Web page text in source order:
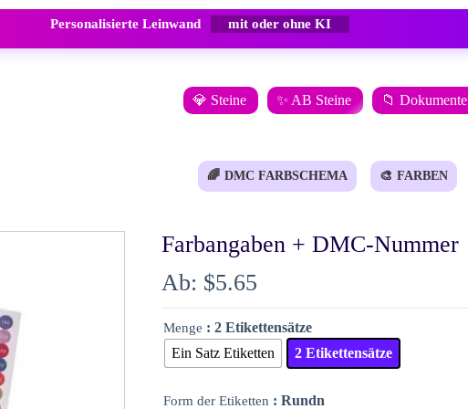
Personalisierte Leinwand mit oder ohne KI
💎 Steine ✨ AB Steine 📁 Dokumente
🌈 DMC FARBSCHEMA 🎨 FARBEN
Farbangaben + DMC-Nummer
Ab: $5.65
Menge : 2 Etikettensätze
Ein Satz Etiketten
2 Etikettensätze
Form der Etiketten : Rundn